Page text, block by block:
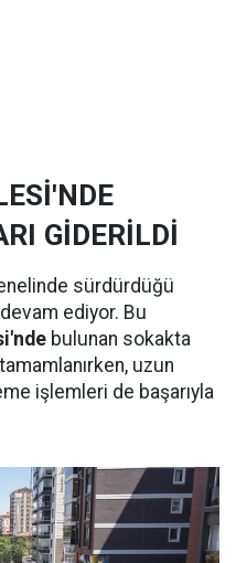
GİDERİLDİ
sürdürdüğü
devam ediyor. Bu
bulunan sokakta
uzun
işlemleri de başarıyla